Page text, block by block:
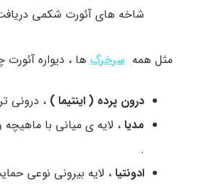
شاخه های آئورت شکمی
مثل همه سرخرگ ها ، دیواره آئورت
درون پرده ( اینتیما ) ، درونی
مدیا، لایه ی میانی با
.
ادونتیا ، لایه بیرونی نوعی